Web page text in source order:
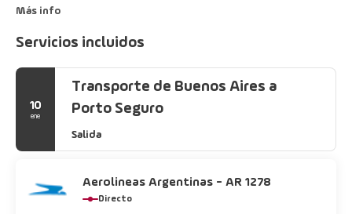
Más info
Servicios incluidos
10
ene
Transporte de Buenos Aires a
Porto Seguro
Salida
Aerolineas Argentinas - AR 1278
Directo